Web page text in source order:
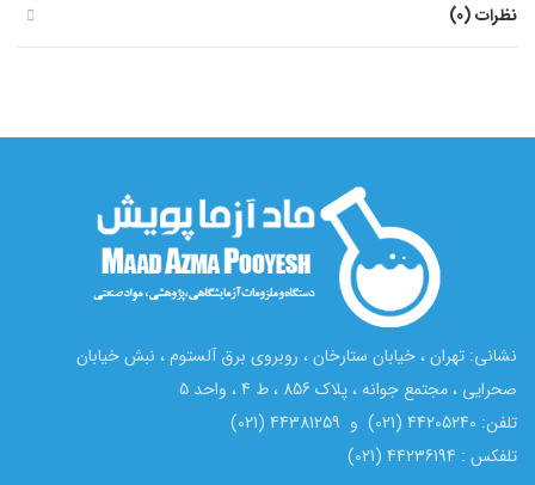
نظرات (0)
نشانی: تهران ، خیابان ستارخان ، روبروی برق آلستوم ، نبش خیابان
صحرایی ، مجتمع جوانه ، پلاک 856 ، ط 4 ، واحد 5
تلفن: 44205240 (021) و 44381259 (021)
تلفکس : 44236194 (021)